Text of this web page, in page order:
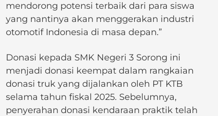
mendorong potensi terbaik dari para siswa
yang nantinya akan menggerakan industri
otomotif Indonesia di masa depan.”
Donasi kepada SMK Negeri 3 Sorong ini
menjadi donasi keempat dalam rangkaian
donasi truk yang dijalankan oleh PT KTB
selama tahun fiskal 2025. Sebelumnya,
penyerahan donasi kendaraan praktik telah